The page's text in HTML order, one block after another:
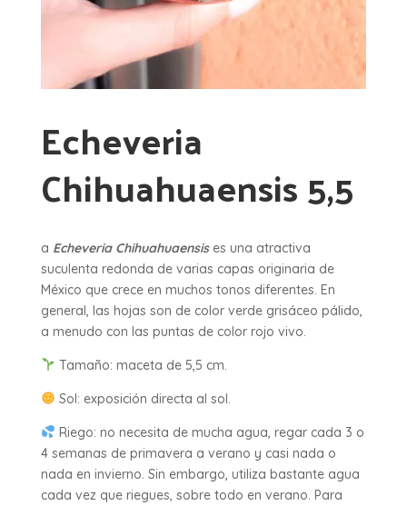
Echeveria
Chihuahuaensis 5,5
a Echeveria Chihuahuaensises una atractiva
suculenta redonda de varias capas originaria de
México que crece en muchos tonos diferentes. En
general, las hojas son de color verde grisáceo pálido,
a menudo con las puntas de color rojo vivo.
Tamaño: maceta de 5,5 cm.
Sol: exposición directa al sol.
Riego: no necesita de mucha agua, regar cada 3 o
4 semanas de primavera a verano y casi nada o
nada en invierno. Sin embargo, utiliza bastante agua
cada vez que riegues, sobre todo en verano. Para